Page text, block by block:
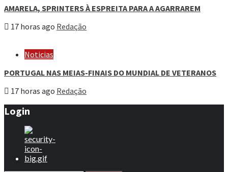
AMARELA, SPRINTERS À ESPREITA PARA A AGARRAREM
17 horas ago Redação
Noticias
PORTUGAL NAS MEIAS-FINAIS DO MUNDIAL DE VETERANOS
17 horas ago Redação
Login